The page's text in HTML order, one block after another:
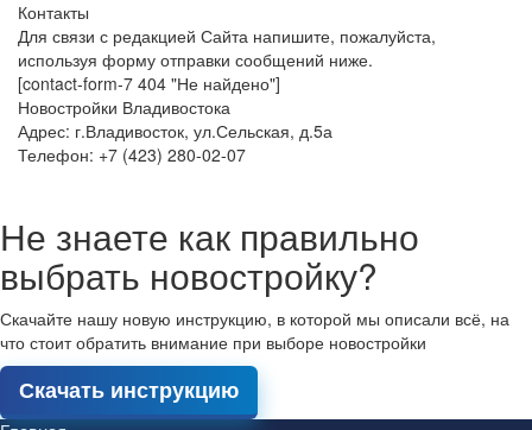
Контакты
Для связи с редакцией Сайта напишите, пожалуйста,
используя форму отправки сообщений ниже.
[contact-form-7 404 "Не найдено"]
Новостройки Владивостока
Адрес: г.Владивосток, ул.Сельская, д.5а
Телефон: +7 (423) 280-02-07
Не знаете как правильно
выбрать новостройку?
Скачайте нашу новую инструкцию, в которой мы описали всё, на
что стоит обратить внимание при выборе новостройки
Скачать инструкцию